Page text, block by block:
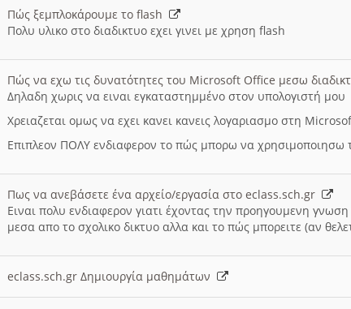
Πώς ξεμπλοκάρουμε το flash
Πολυ υλικο στο διαδικτυο εχει γινει με χρηση flash
Πώς να εχω τις δυνατότητες του Microsoft Office μεσω
Δηλαδη χωρις να ειναι εγκαταστημμένο στον υπολογιστή μου
Χρειαζεται ομως να εχει κανει κανεις λογαριασμο στη
Επιπλεον ΠΟΛΥ ενδιαφερον το πώς μπορω να χρησιμοποιησω
Πως να ανεβάσετε ένα αρχείο/εργασία στο eclass.sch.gr
Ειναι πολυ ενδιαφερον γιατι έχοντας την προηγουμενη
μεσα απο το σχολικο δικτυο αλλα και το πώς μπορειτε (αν
eclass.sch.gr Δημιουργία μαθημάτων